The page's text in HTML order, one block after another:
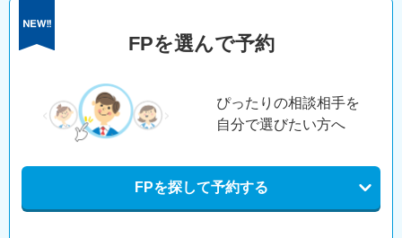
FPを選んで予約
ぴったりの相談相手を
自分で選びたい方へ
FPを探して予約する